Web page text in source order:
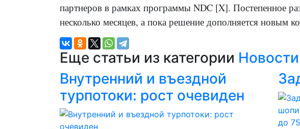
партнеров в рамках программы NDC [X]. Постепенное
несколько месяцев, а пока решение дополняется новым
Еще статьи из категории Новости
Внутренний и въездной
турпотоки: рост очевиден
до